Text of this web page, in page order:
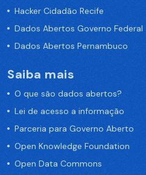
Hacker Cidadão Recife
Dados Abertos Governo Federal
Dados Abertos Pernambuco
Saiba mais
O que são dados abertos?
Lei de acesso a informação
Parceria para Governo Aberto
Open Knowledge Foundation
Open Data Commons